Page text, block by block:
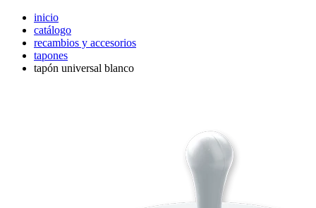
inicio
catálogo
recambios y accesorios
tapones
tapón universal blanco